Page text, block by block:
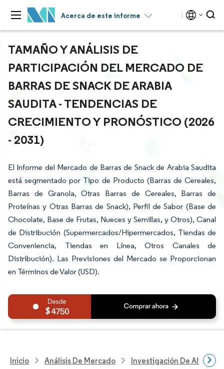
Acerca de este informe
TAMAÑO Y ANÁLISIS DE
PARTICIPACIÓN DEL MERCADO DE
BARRAS DE SNACK DE ARABIA
SAUDITA - TENDENCIAS DE
CRECIMIENTO Y PRONÓSTICO (2026
- 2031)
El Informe del Mercado de Barras de Snack de Arabia Saudita
está segmentado por Tipo de Producto (Barras de Cereales,
Barras de Granola, Otras Barras de Cereales, Barras de
Proteínas y Otras Barras de Snack), Perfil de Sabor (Base de
Chocolate, Base de Frutas, Nueces y Semillas, y Otros), Canal
de Distribución (Supermercados/Hipermercados, Tiendas de
Conveniencia, Tiendas en Línea, Otros Canales de
Distribución). Las Previsiones del Mercado se Proporcionan
en Términos de Valor (USD).
4750
Inicio Análisis De Mercado Investigación De